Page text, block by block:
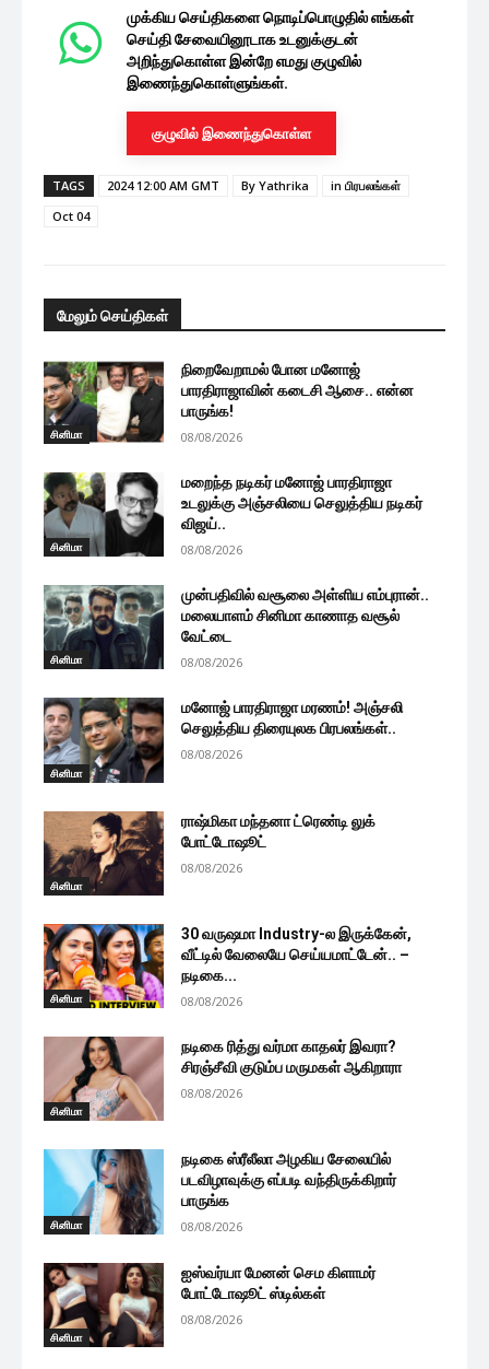
முக்கிய செய்திகளை நொடிப்பொழுதில் எங்கள்
செய்தி சேவையினூடாக உடனுக்குடன்
அறிந்துகொள்ள இன்றே எமது குழுவில்
இணைந்துகொள்ளுங்கள்.
குழுவில் இணைந்துகொள்ள
TAGS 2024 12:00 AM GMT By Yathrika
in பிரபலங்கள்
Oct 04
மேலும் செய்திகள்
சினிமா
நிறைவேறாமல் போன மனோஜ்
பாரதிராஜாவின் கடைசி ஆசை.. என்ன
பாருங்க!
08/08/2026
சினிமா
மறைந்த நடிகர் மனோஜ் பாரதிராஜா
உடலுக்கு அஞ்சலியை செலுத்திய நடிகர்
விஜய்..
08/08/2026
சினிமா
முன்பதிவில் வசூலை அள்ளிய எம்புரான்..
மலையாளம் சினிமா காணாத வசூல்
வேட்டை
08/08/2026
சினிமா
மனோஜ் பாரதிராஜா மரணம்! அஞ்சலி
செலுத்திய திரையுலக பிரபலங்கள்..
08/08/2026
சினிமா
ராஷ்மிகா மந்தனா ட்ரெண்டி லுக்
போட்டோஷூட்
08/08/2026
சினிமா
30 வருஷமா Industry-ல இருக்கேன்,
வீட்டில் வேலையே செய்யமாட்டேன்.. –
நடிகை...
08/08/2026
சினிமா
நடிகை ரித்து வர்மா காதலர் இவரா?
சிரஞ்சீவி குடும்ப மருமகள் ஆகிறாரா
08/08/2026
சினிமா
நடிகை ஸ்ரீலீலா அழகிய சேலையில்
படவிழாவுக்கு எப்படி வந்திருக்கிறார்
பாருங்க
08/08/2026
சினிமா
ஐஸ்வர்யா மேனன் செம கிளாமர்
போட்டோஷூட் ஸ்டில்கள்
08/08/2026